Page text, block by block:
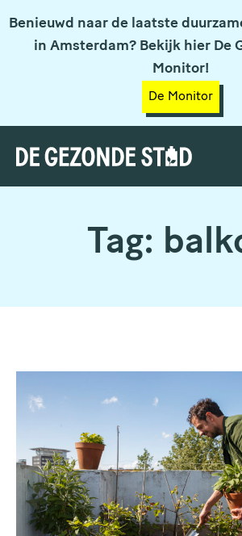
Benieuwd naar de laatste
in Amsterdam? Bekijk hier De
Monitor!
De Monitor
Tag: